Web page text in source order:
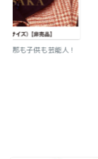
旦那も子供も芸能人！